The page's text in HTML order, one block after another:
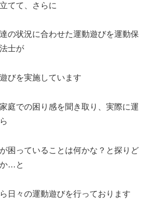
てて、さらに
の状況に合わせた運動遊びを運動保
士が
びを実施しています
庭での困り感を聞き取り、実際に運
困っていることは何かな？と探りど
…と
日々の運動遊びを行っております